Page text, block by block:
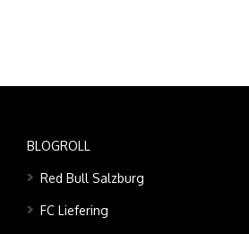
BLOGROLL
Red Bull Salzburg
FC Liefering